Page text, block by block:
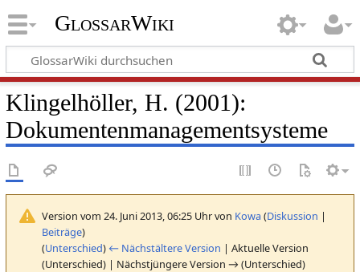
GlossarWiki
Klingelhöller, H. (2001):
Dokumentenmanagementsysteme
Version vom 24. Juni 2013, 06:25 Uhr von Kowa(Diskussion |
Beiträge)
(Unterschied) ← Nächstältere Version | Aktuelle Version
(Unterschied) | Nächstjüngere Version → (Unterschied)